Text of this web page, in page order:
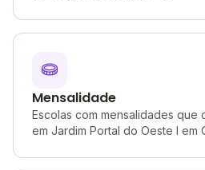
Mensalidade
Escolas com mensalidades que
em Jardim Portal do Oeste I em